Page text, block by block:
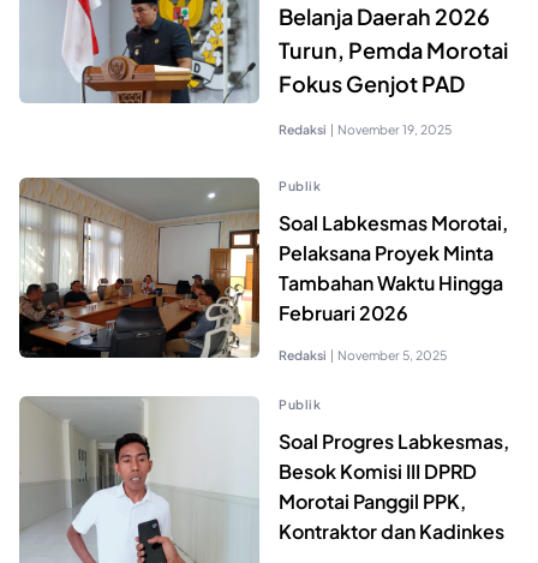
Belanja Daerah 2026
Turun, Pemda Morotai
Fokus Genjot PAD
Redaksi | November 19, 2025
Publik
Soal Labkesmas Morotai,
Pelaksana Proyek Minta
Tambahan Waktu Hingga
Februari 2026
Redaksi | November 5, 2025
Publik
Soal Progres Labkesmas,
Besok Komisi III DPRD
Morotai Panggil PPK,
Kontraktor dan Kadinkes